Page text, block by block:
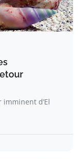
imminent d’El